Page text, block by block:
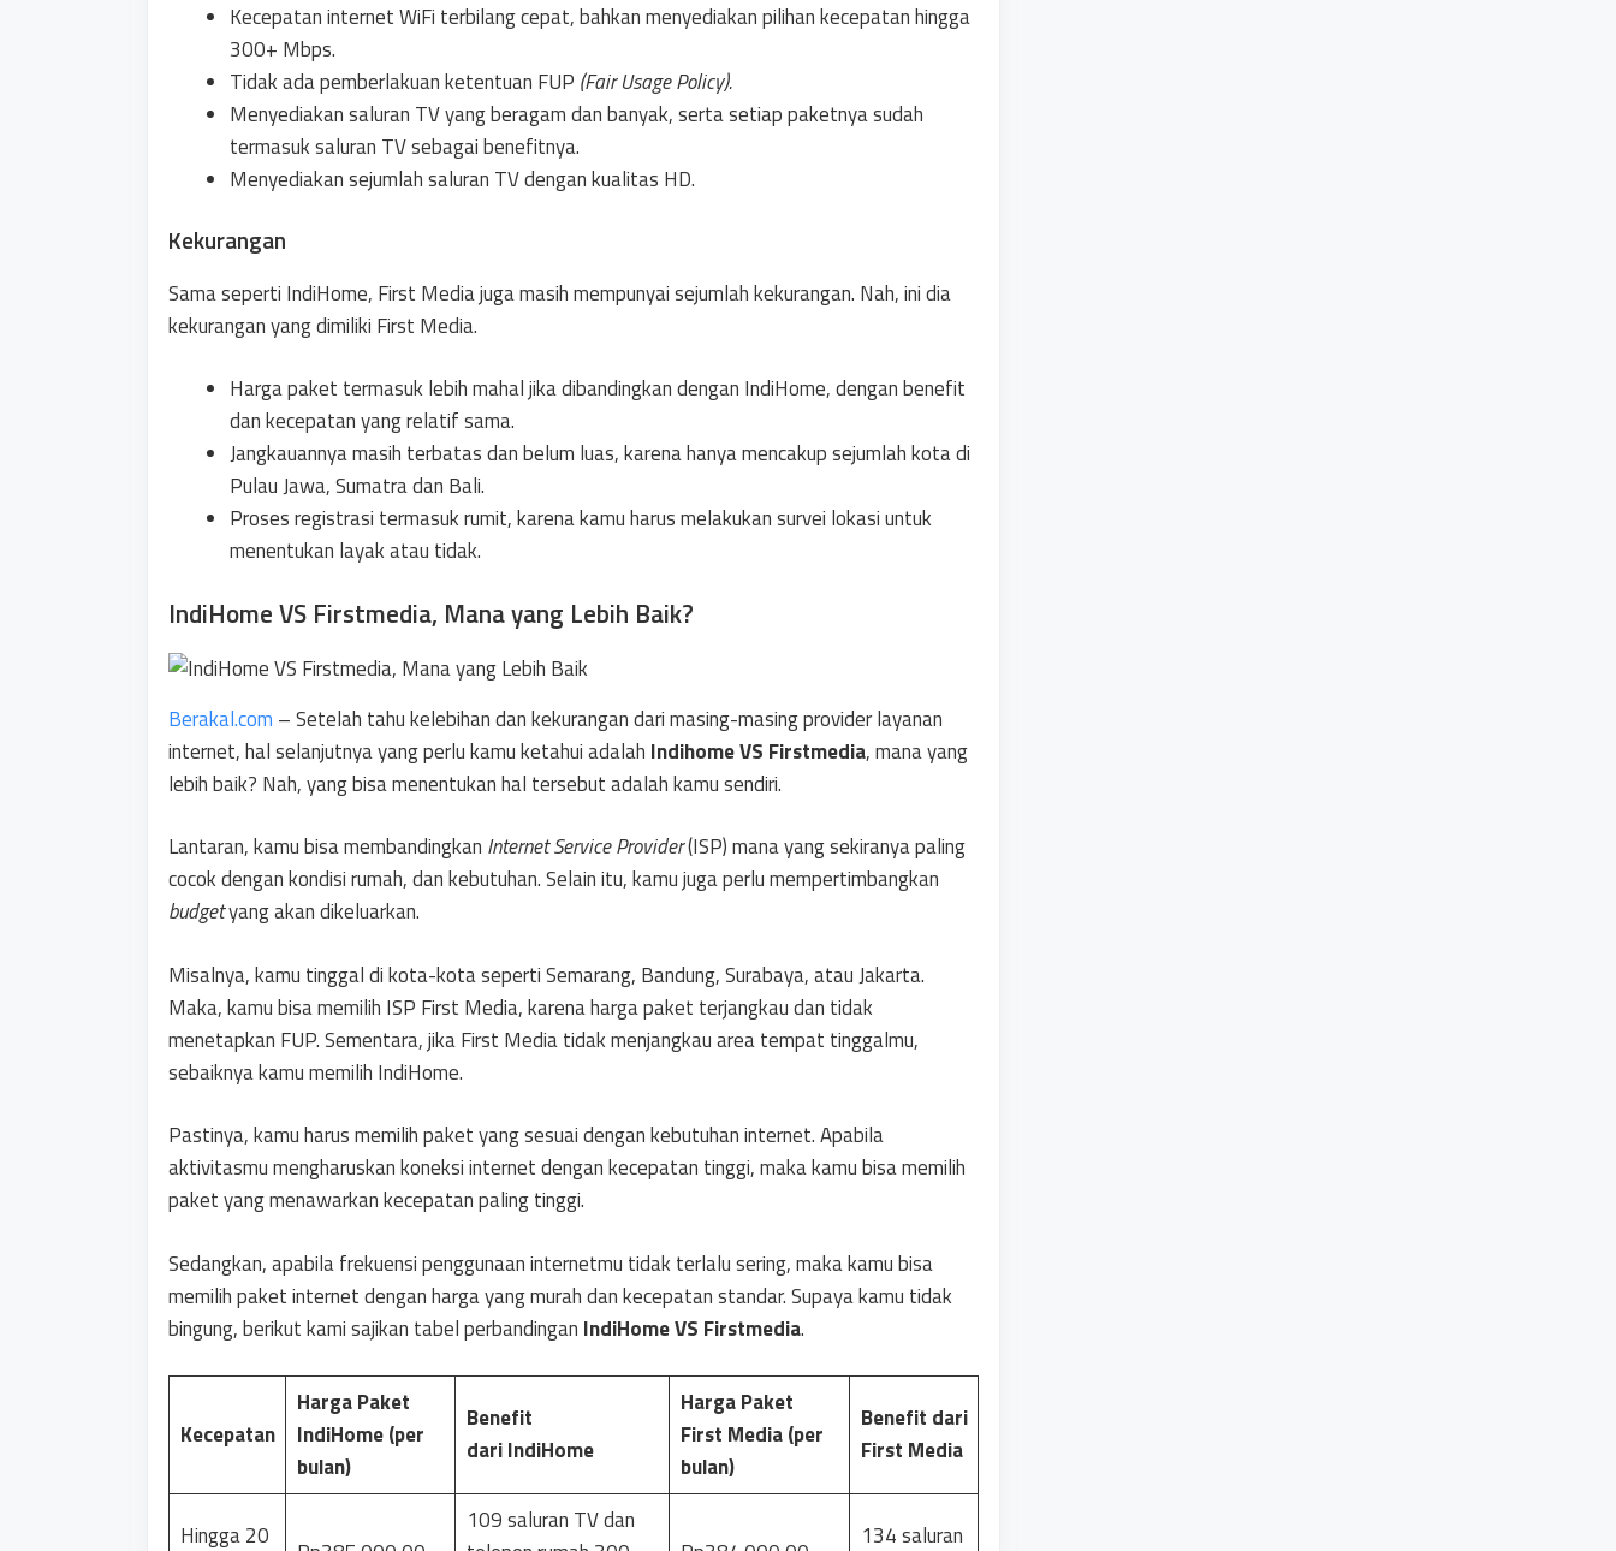
Kecepatan internet WiFi terbilang cepat, bahkan menyediakan pilihan kecepatan hingga
300+ Mbps.
Tidak ada pemberlakuan ketentuan FUP (Fair Usage Policy).
Menyediakan saluran TV yang beragam dan banyak, serta setiap paketnya sudah
termasuk saluran TV sebagai benefitnya.
Menyediakan sejumlah saluran TV dengan kualitas HD.
Kekurangan
Sama seperti IndiHome, First Media juga masih mempunyai sejumlah kekurangan. Nah, ini dia
kekurangan yang dimiliki First Media.
Harga paket termasuk lebih mahal jika dibandingkan dengan IndiHome, dengan benefit
dan kecepatan yang relatif sama.
Jangkauannya masih terbatas dan belum luas, karena hanya mencakup sejumlah kota di
Pulau Jawa, Sumatra dan Bali.
Proses registrasi termasuk rumit, karena kamu harus melakukan survei lokasi untuk
menentukan layak atau tidak.
IndiHome VS Firstmedia, Mana yang Lebih Baik?
Berakal.com – Setelah tahu kelebihan dan kekurangan dari masing-masing provider layanan
internet, hal selanjutnya yang perlu kamu ketahui adalah Indihome VS Firstmedia, mana yang
lebih baik? Nah, yang bisa menentukan hal tersebut adalah kamu sendiri.
Lantaran, kamu bisa membandingkan Internet Service Provider(ISP) mana yang sekiranya paling
cocok dengan kondisi rumah, dan kebutuhan. Selain itu, kamu juga perlu mempertimbangkan
budgetyang akan dikeluarkan.
Misalnya, kamu tinggal di kota-kota seperti Semarang, Bandung, Surabaya, atau Jakarta.
Maka, kamu bisa memilih ISP First Media, karena harga paket terjangkau dan tidak
menetapkan FUP. Sementara, jika First Media tidak menjangkau area tempat tinggalmu,
sebaiknya kamu memilih IndiHome.
Pastinya, kamu harus memilih paket yang sesuai dengan kebutuhan internet. Apabila
aktivitasmu mengharuskan koneksi internet dengan kecepatan tinggi, maka kamu bisa memilih
paket yang menawarkan kecepatan paling tinggi.
Sedangkan, apabila frekuensi penggunaan internetmu tidak terlalu sering, maka kamu bisa
memilih paket internet dengan harga yang murah dan kecepatan standar. Supaya kamu tidak
bingung, berikut kami sajikan tabel perbandingan IndiHome VS Firstmedia.
Kecepatan
Harga Paket
IndiHome (per
bulan)
Benefit
dari IndiHome
Harga Paket
First Media (per
bulan)
Benefit dari
First Media
Hingga 20
109 saluran TV dan
134 saluran